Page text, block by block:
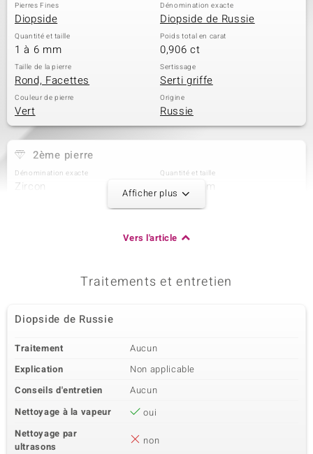
Pierres Fines
Diopside
Dénomination exacte
Diopside de Russie
Quantité et taille
1 à 6 mm
Poids total en carat
0,906 ct
Taille de la pierre
Rond, Facettes
Sertissage
Serti griffe
Couleur de pierre
Vert
Origine
Russie
2ème pierre
Dénomination exacte
Zircon
Quantité et taille
2 à 1,5 mm
Origine
Zircon
0,095 ct
Sertissage
Serti griffe
Origine
Afficher plus
Vers l'article
Traitements et entretien
Diopside de Russie
Traitement
Aucun
Explication
Non applicable
Conseils d'entretien
Aucun
Nettoyage à la vapeur
oui
Nettoyage par
ultrasons
non